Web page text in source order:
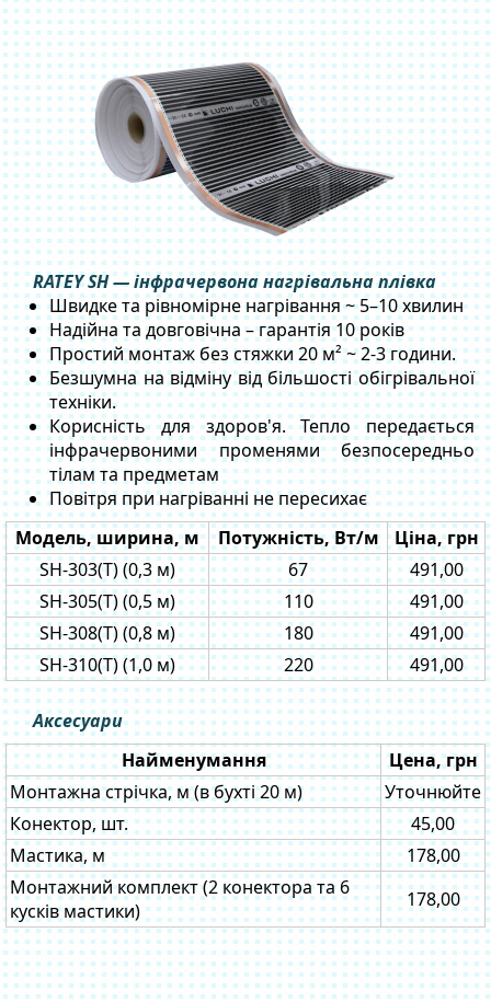
RATEY SH — інфрачервона нагрівальна плівка
Швидке та рівномірне нагрівання ~ 5–10 хвилин
Надійна та довговічна – гарантія 10 років
Простий монтаж без стяжки 20 м² ~ 2-3 години.
Безшумна на відміну від більшості обігрівальної
техніки.
Корисність для здоров'я. Тепло передається
інфрачервоними променями безпосередньо
тілам та предметам
Повітря при нагріванні не пересихає
Модель, ширина, м
Потужність, Вт/м
Ціна, грн
SH-303(Т) (0,3 м)
67
491,00
SH-305(Т) (0,5 м)
110
491,00
SH-308(Т) (0,8 м)
180
491,00
SH-310(Т) (1,0 м)
220 491,00
Аксесуари
Найменумання
Цена, грн
Монтажна стрічка, м (в бухті 20 м)
Уточнюйте
Конектор, шт.
45,00
Мастика, м
178,00
Монтажний комплект (2 конектора та 6
кусків мастики)
178,00